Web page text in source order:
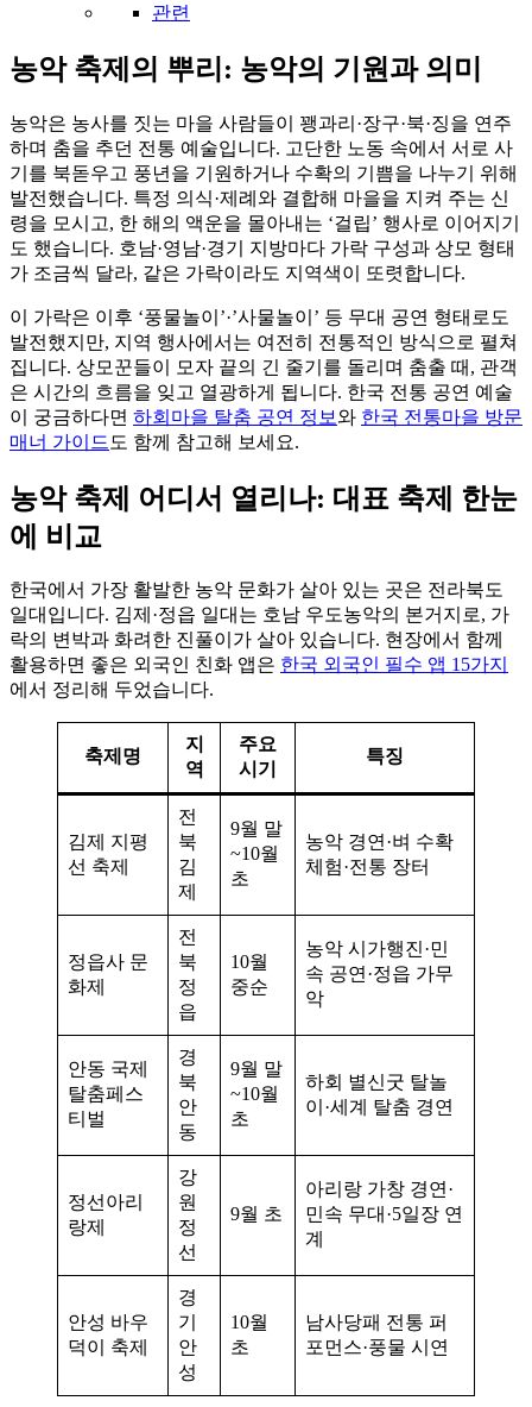
관련
농악 축제의 뿌리: 농악의 기원과 의미
농악은 농사를 짓는 마을 사람들이 꽹과리·장구·북·징을 연주
하며 춤을 추던 전통 예술입니다. 고단한 노동 속에서 서로 사
기를 북돋우고 풍년을 기원하거나 수확의 기쁨을 나누기 위해
발전했습니다. 특정 의식·제례와 결합해 마을을 지켜 주는 신
령을 모시고, 한 해의 액운을 몰아내는 ‘걸립’ 행사로 이어지기
도 했습니다. 호남·영남·경기 지방마다 가락 구성과 상모 형태
가 조금씩 달라, 같은 가락이라도 지역색이 또렷합니다.
이 가락은 이후 ‘풍물놀이’·’사물놀이’ 등 무대 공연 형태로도
발전했지만, 지역 행사에서는 여전히 전통적인 방식으로 펼쳐
집니다. 상모꾼들이 모자 끝의 긴 줄기를 돌리며 춤출 때, 관객
은 시간의 흐름을 잊고 열광하게 됩니다. 한국 전통 공연 예술
이 궁금하다면 하회마을 탈춤 공연 정보와 한국 전통마을 방문
매너 가이드 도 함께 참고해 보세요.
농악 축제 어디서 열리나: 대표 축제 한눈
에 비교
한국에서 가장 활발한 농악 문화가 살아 있는 곳은 전라북도
일대입니다. 김제·정읍 일대는 호남 우도농악의 본거지로, 가
락의 변박과 화려한 진풀이가 살아 있습니다. 현장에서 함께
활용하면 좋은 외국인 친화 앱은 한국 외국인 필수 앱 15가지
에서 정리해 두었습니다.
축제명
지
역
주요
시기
특징
김제 지평
선 축제
전
북
김
제
9월 말
~10월
초
농악 경연·벼 수확
체험·전통 장터
정읍사 문
화제
전
북
정
읍
10월
중순
농악 시가행진·민
속 공연·정읍 가무
악
안동 국제
탈춤페스
티벌
경
북
안
동
9월 말
~10월
초
하회 별신굿 탈놀
이·세계 탈춤 경연
정선아리
랑제
강
원
정
선
9월 초
아리랑 가창 경연·
민속 무대·5일장 연
계
안성 바우
덕이 축제
경
기
안
성
10월
초
남사당패 전통 퍼
포먼스·풍물 시연